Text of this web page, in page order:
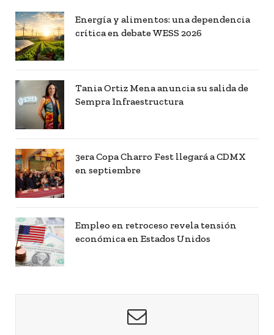
Energía y alimentos: una dependencia
crítica en debate WESS 2026
Tania Ortiz Mena anuncia su salida de
Sempra Infraestructura
3era Copa Charro Fest llegará a CDMX
en septiembre
Empleo en retroceso revela tensión
económica en Estados Unidos